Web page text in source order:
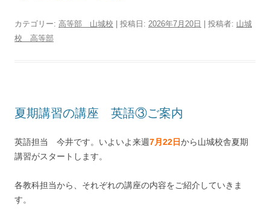
カテゴリー: 高等部 山城校 | 投稿日: 2026年7月20日 投稿者: 山城
校 高等部
夏期講習の講座 英語③ご案内
英語担当 今井です。いよいよ来週7月22日から山城校舎夏期
講習がスタートします。
各教科担当から、それぞれの講座の内容をご紹介していきま
す。